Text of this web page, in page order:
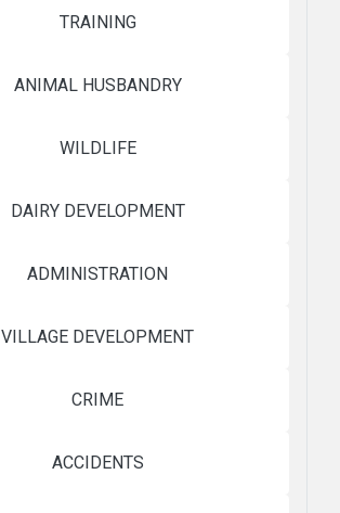
TRAINING
ANIMAL HUSBANDRY
WILDLIFE
DAIRY DEVELOPMENT
ADMINISTRATION
VILLAGE DEVELOPMENT
CRIME
ACCIDENTS